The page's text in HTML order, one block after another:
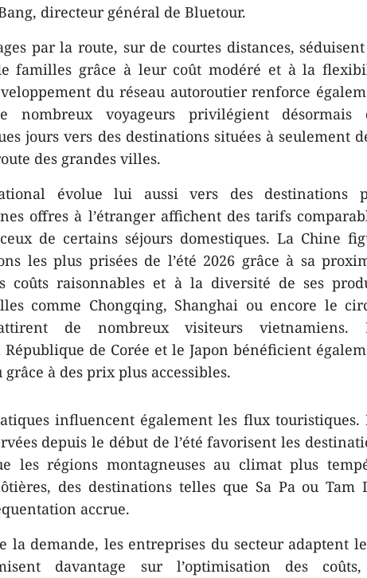
directeur général de Bluetour.
par la route, sur de courtes distances,
familles grâce à leur coût modéré et à la
du réseau autoroutier renforce
nombreux voyageurs privilégient désormais
jours vers des destinations situées à seulement
des grandes villes.
évolue lui aussi vers des destinations
offres à l’étranger affichent des tarifs
de certains séjours domestiques. La Chine
les plus prisées de l’été 2026 grâce à sa
coûts raisonnables et à la diversité de ses
comme Chongqing, Shanghai ou encore le
de nombreux visiteurs vietnamiens.
de Corée et le Japon bénéficient
à des prix plus accessibles.
influencent également les flux touristiques.
depuis le début de l’été favorisent les
les régions montagneuses au climat plus
des destinations telles que Sa Pa ou Tam
accrue.
la demande, les entreprises du secteur adaptent
davantage sur l’optimisation des